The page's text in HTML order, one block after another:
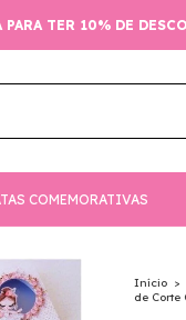
TER 10% DE
COMEMORATIVAS
Início >
de Corte